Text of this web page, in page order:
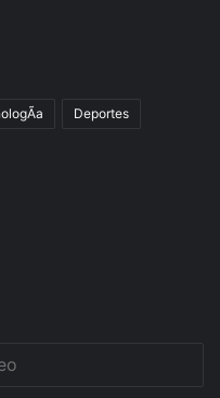
Deportes